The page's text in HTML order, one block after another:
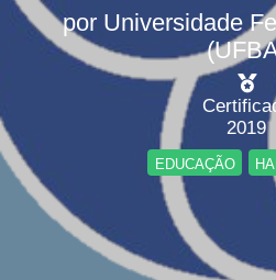
por Universidade
2019
EDUCAÇÃO